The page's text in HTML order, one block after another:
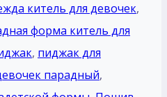
китель для девочек,
форма китель для
, пиджак для
парадный,